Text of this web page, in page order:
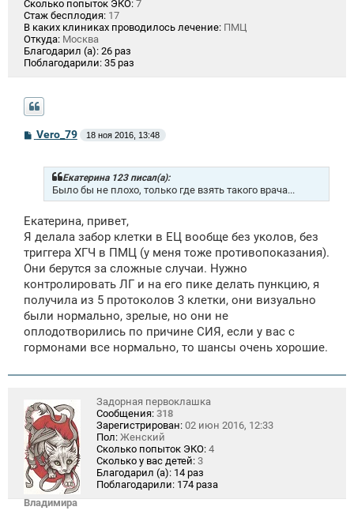
Сколько попыток ЭКО: 7
Стаж бесплодия: 17
В каких клиниках проводилось лечение: ПМЦ
Откуда: Москва
Благодарил (а): 26 раз
Поблагодарили: 35 раз
С
о
е
Vero_79 18 ноя 2016, 13:48
Екатерина 123 писал(а):
Было бы не плохо, только где взять такого врача...
Екатерина, привет,
Я делала забор клетки в ЕЦ вообще без уколов, без
триггера ХГЧ в ПМЦ (у меня тоже противопоказания).
Они берутся за сложные случаи. Нужно
контролировать ЛГ и на его пике делать пункцию, я
получила из 5 протоколов 3 клетки, они визуально
были нормально, зрелые, но они не
оплодотворились по причине СИЯ, если у вас с
гормонами все нормально, то шансы очень хорошие.
Владимира
Задорная первоклашка
Сообщения: 318
Зарегистрирован: 02 июн 2016, 12:33
Пол: Женский
Сколько попыток ЭКО: 4
Сколько у вас детей: 3
Благодарил (а): 14 раз
Поблагодарили: 174 раза